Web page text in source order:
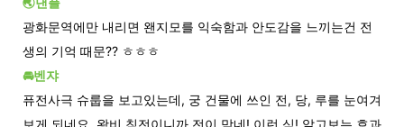
광화문역에만 내리면 왠지모를 익숙함과 안도감을 느끼는건 전
생의 기억 때문?? ㅎㅎㅎ
🚘벤쟈
퓨전사극 슈룹을 보고있는데, 궁 건물에 쓰인 전, 당, 루를 눈여겨
보게 되네요. 왕비 침전이니까 전이 맞네! 이런 식! 알고보는 효과